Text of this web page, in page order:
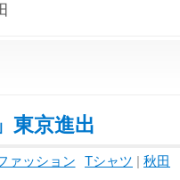
東京進出
ァッション Tシャツ |秋田